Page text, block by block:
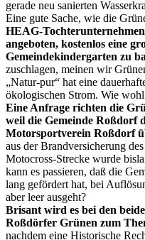
gerade neu sanierten
Eine gute Sache, wie die
HEAG-
angeboten, kostenlos eine
Gemeindekindergarten zu
zuschlagen, meinen wir
„Natur-pur“ hat eine
ökologischen Strom. Wie
Eine Anfrage richten die
weil die Gemeinde Roßdorf
Motorsportverein Roßdorf
aus der Brandversicherung
Motocross-Strecke wurde
kann es passieren, daß die
lang gefördert hat, bei
aber leer ausgeht?
Brisant wird es bei den
Roßdörfer Grünen zum
nachdem eine Historische